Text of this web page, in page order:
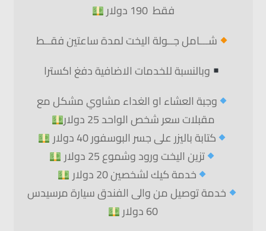
فقط 190 دولار
شـــامل جــولة اليخت لمدة ساعتين فقــط
وبالنسبة للخدمات الاضافية دفغ اكسترا
وجبة العشاء او الغداء مشاوي مشكل مع
مقبلات سعر شخص الواحد 25 دولار
كتابة باليزر على جسر البوسفور 40 دولار
تزين اليخت ورود وشموع 25 دولار
خدمة كيك لشخصين 20 دولار
خدمة توصيل من والى الفندق سيارة مرسيدس
60 دولار